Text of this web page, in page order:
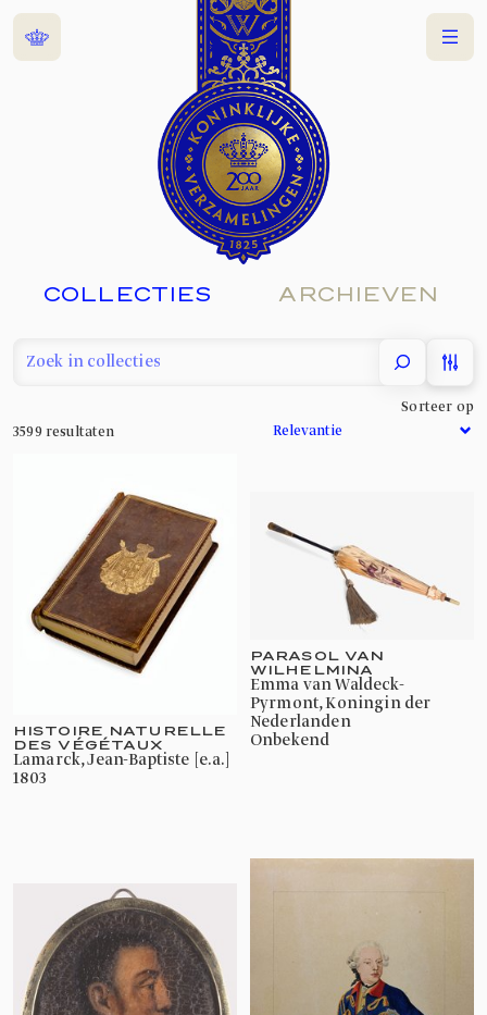
Home Menu
COLLECTIES ARCHIEVEN
filter
3599 resultaten
Sorteer op
HISTOIRE NATURELLE
DES VÉGÉTAUX
Lamarck, Jean-Baptiste [e.a.]
1803
PARASOL VAN
WILHELMINA
Emma van Waldeck-
Pyrmont, Koningin der
Nederlanden
onbekend